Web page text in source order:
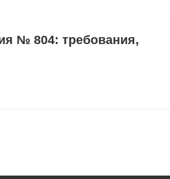
№ 804: требования,